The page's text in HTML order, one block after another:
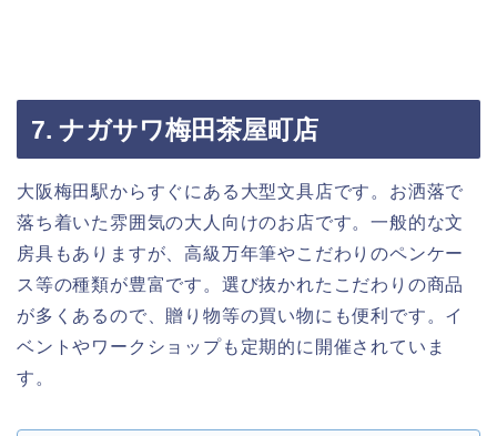
7. ナガサワ梅田茶屋町店
大阪梅田駅からすぐにある大型文具店です。お洒落で
落ち着いた雰囲気の大人向けのお店です。一般的な文
房具もありますが、高級万年筆やこだわりのペンケー
ス等の種類が豊富です。選び抜かれたこだわりの商品
が多くあるので、贈り物等の買い物にも便利です。イ
ベントやワークショップも定期的に開催されていま
す。